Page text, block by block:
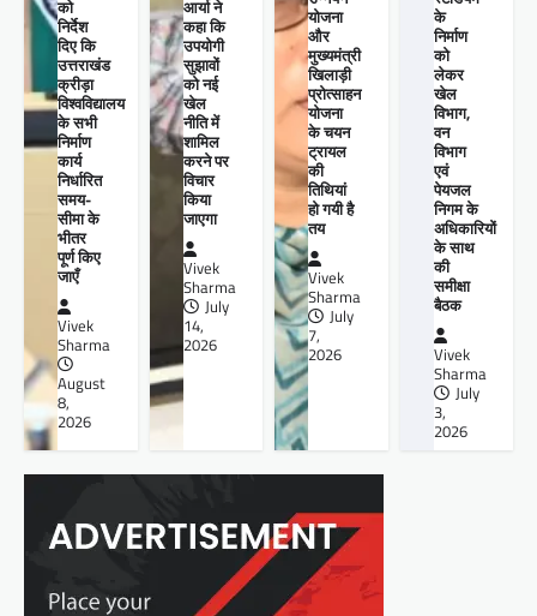
को
निर्देश
दिए कि
उत्तराखंड
क्रीड़ा
विश्वविद्यालय
के सभी
निर्माण
कार्य
निर्धारित
समय-
सीमा के
भीतर
पूर्ण किए
जाएँ
Vivek
Sharma
August
8,
2026
आर्या ने
कहा कि
उपयोगी
सुझावों
को नई
खेल
नीति में
शामिल
करने पर
विचार
किया
जाएगा
Vivek
Sharma
July
14,
2026
योजना
और
मुख्यमंत्री
खिलाड़ी
प्रोत्साहन
योजना
के चयन
ट्रायल
की
तिथियां
हो गयी है
तय
Vivek
Sharma
July
7,
2026
के
निर्माण
को
लेकर
खेल
विभाग,
वन
विभाग
एवं
पेयजल
निगम के
अधिकारियों
के साथ
की
समीक्षा
बैठक
Vivek
Sharma
July
3,
2026